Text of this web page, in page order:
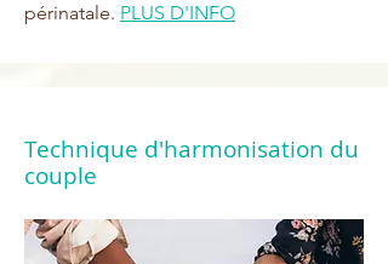
périnatale. PLUS D'INFO
Technique d'harmonisation du
couple